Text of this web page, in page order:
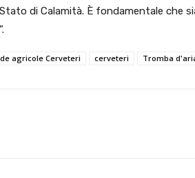
di Calamità. È fondamentale che
agricole Cerveteri cerveteri Tromba